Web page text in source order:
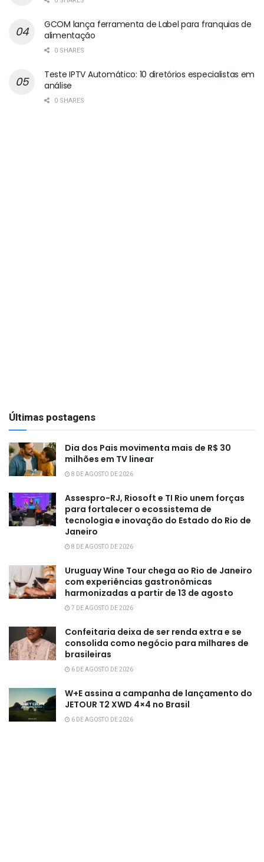
GCOM lança ferramenta de Label para franquias de
alimentação
0 SHARES
Teste IPTV Automático: 10 diretórios especialistas em
análise
0 SHARES
Últimas postagens
Dia dos Pais movimenta mais de R$ 30
milhões em TV linear
8 DE AGOSTO DE 2026
Assespro-RJ, Riosoft e TI Rio unem forças
para fortalecer o ecossistema de
tecnologia e inovação do Estado do Rio de
Janeiro
8 DE AGOSTO DE 2026
Uruguay Wine Tour chega ao Rio de Janeiro
com experiências gastronômicas
harmonizadas a partir de 13 de agosto
7 DE AGOSTO DE 2026
Confeitaria deixa de ser renda extra e se
consolida como negócio para milhares de
brasileiras
6 DE AGOSTO DE 2026
W+E assina a campanha de lançamento do
JETOUR T2 XWD 4×4 no Brasil
6 DE AGOSTO DE 2026